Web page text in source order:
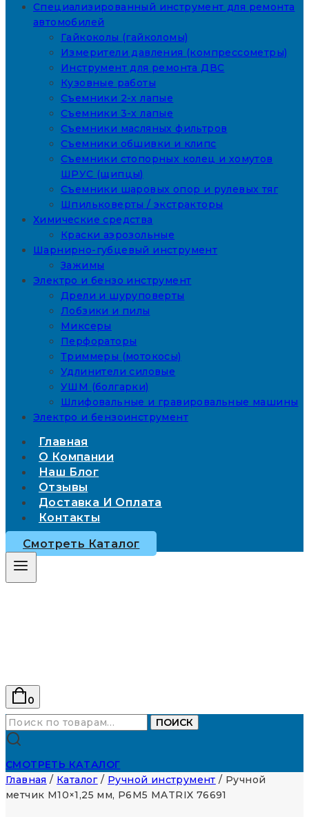
Специализированный инструмент для ремонта
автомобилей
Гайкоколы (гайколомы)
Измерители давления (компрессометры)
Инструмент для ремонта ДВС
Кузовные работы
Съемники 2-х лапые
Съемники 3-х лапые
Съемники масляных фильтров
Съемники обшивки и клипс
Съемники стопорных колец и хомутов
ШРУС (щипцы)
Съемники шаровых опор и рулевых тяг
Шпильковерты / экстракторы
Химические средства
Краски аэрозольные
Шарнирно-губцевый инструмент
Зажимы
Электро и бензо инструмент
Дрели и шуруповерты
Лобзики и пилы
Миксеры
Перфораторы
Триммеры (мотокосы)
Удлинители силовые
УШМ (болгарки)
Шлифовальные и гравировальные машины
Электро и бензоинструмент
Главная
О Компании
Наш Блог
Отзывы
Доставка И Оплата
Контакты
Смотреть Каталог
0
Искать:
ПОИСК
СМОТРЕТЬ КАТАЛОГ
Главная / Каталог / Ручной инструмент / Ручной
метчик М10×1,25 мм, Р6М5 MATRIX 76691